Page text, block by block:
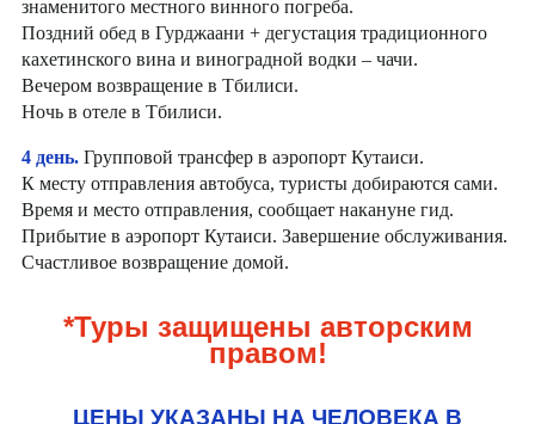
знаменитого местного винного погреба.
Поздний обед в Гурджаани + дегустация традиционного
кахетинского вина и виноградной водки – чачи.
Вечером возвращение в Тбилиси.
Ночь в отеле в Тбилиси.
4 день. Групповой трансфер в аэропорт Кутаиси.
К месту отправления автобуса, туристы добираются сами.
Время и место отправления, сообщает накануне гид.
Прибытие в аэропорт Кутаиси. Завершение обслуживания.
Счастливое возвращение домой.
*Туры защищены авторским
правом!
ЦЕНЫ УКАЗАНЫ НА ЧЕЛОВЕКА В